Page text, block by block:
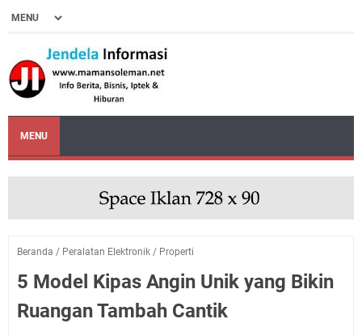
MENU
Beranda / Peralatan Elektronik / Properti
5 Model Kipas Angin Unik yang Bikin
Ruangan Tambah Cantik